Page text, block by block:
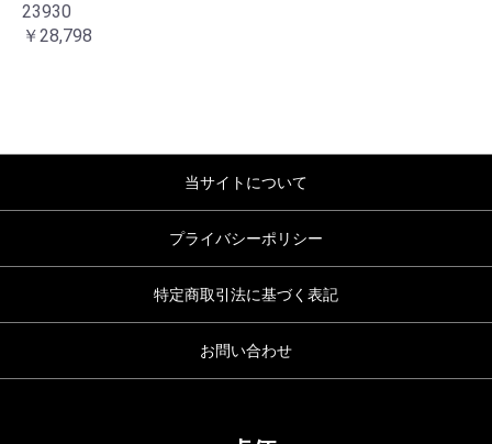
23930
￥28,798
当サイトについて
プライバシーポリシー
特定商取引法に基づく表記
お問い合わせ